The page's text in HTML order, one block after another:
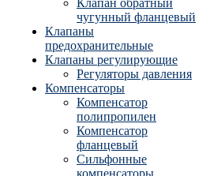
Клапан обратный
чугунный фланцевый
Клапаны
предохранительные
Клапаны регулирующие
Регуляторы давления
Компенсаторы
Компенсатор
полипропилен
Компенсатор
фланцевый
Сильфонные
компенсаторы